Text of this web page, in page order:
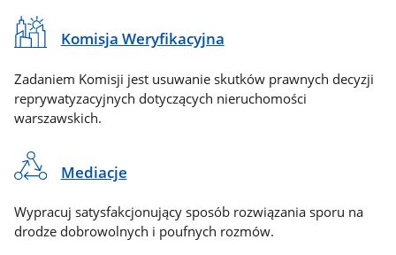
Komisja Weryfikacyjna
Zadaniem Komisji jest usuwanie skutków prawnych decyzji
reprywatyzacyjnych dotyczących nieruchomości
warszawskich.
Mediacje
Wypracuj satysfakcjonujący sposób rozwiązania sporu na
drodze dobrowolnych i poufnych rozmów.